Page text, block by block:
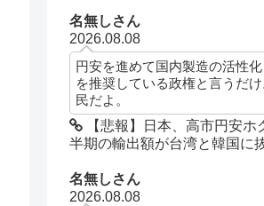
名無しさん
2026.08.08
円安を進めて国内製造の活性
を推奨している政権と言うだ
民だよ。
【悲報】日本、高市円安ホ
半期の輸出額が台湾と韓国に
名無しさん
2026.08.08